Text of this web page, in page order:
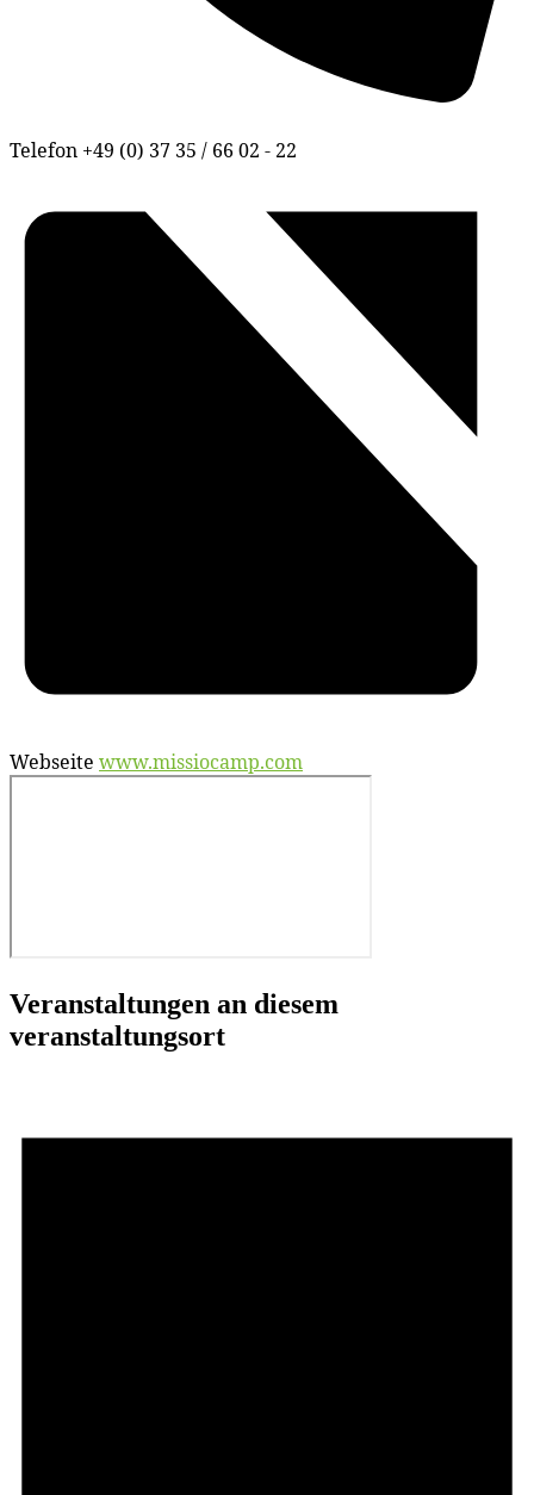
Telefon +49 (0) 37 35 / 66 02 - 22
Webseite www.missiocamp.com
Veranstaltungen an diesem
veranstaltungsort